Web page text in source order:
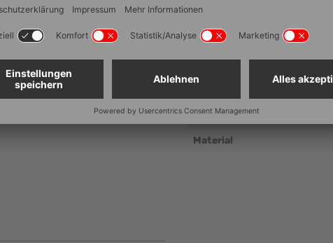
Wandsystemen möglich
Elektrische Leitfähigkeit
Platzsparend aufbewahrbar
Stapelbar
Material